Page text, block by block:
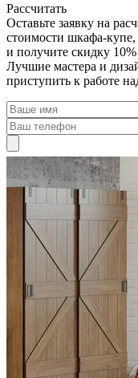
Рассчитать
Оставьте заявку на
стоимости шкафа-купе,
и получите скидку
Лучшие мастера и
приступить к работе